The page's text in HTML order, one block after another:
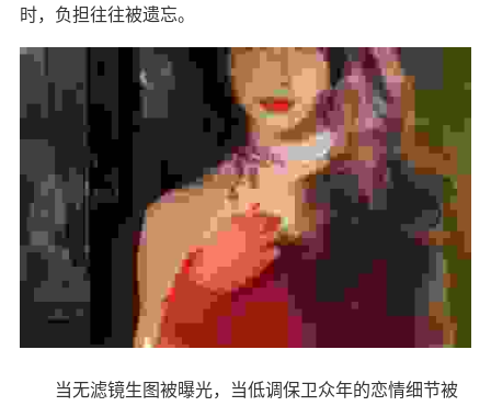
时，负担往往被遗忘。
当无滤镜生图被曝光，当低调保卫众年的恋情细节被